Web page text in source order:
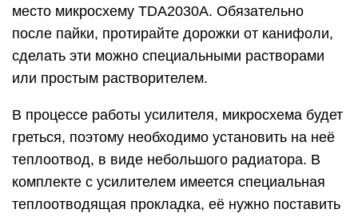
место микросхему TDA2030A. Обязательно
после пайки, протирайте дорожки от канифоли,
сделать эти можно специальными растворами
или простым растворителем.
В процессе работы усилителя, микросхема будет
греться, поэтому необходимо установить на неё
теплоотвод, в виде небольшого радиатора. В
комплекте с усилителем имеется специальная
теплоотводящая прокладка, её нужно поставить